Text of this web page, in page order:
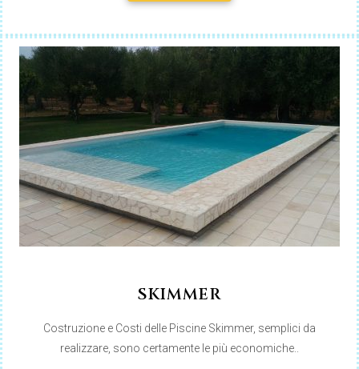
SKIMMER
Costruzione e Costi delle Piscine Skimmer, semplici da
realizzare, sono certamente le più economiche..